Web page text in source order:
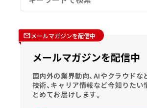
メールマガジンを配信中
メールマガジンを配信中
国内外の業界動向、AIやクラウドな
技術、キャリア情報など今知りたい
とめてお届けします。